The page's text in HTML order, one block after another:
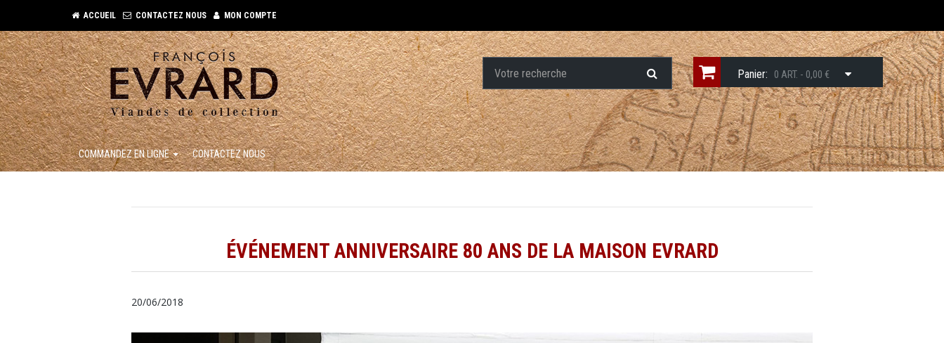
ACCUEIL CONTACTEZ NOUS MON COMPTE
Panier: 0 ART. - 0,00 €
COMMANDEZ EN LIGNE CONTACTEZ NOUS
ÉVÉNEMENT ANNIVERSAIRE 80 ANS DE LA MAISON EVRARD
20/06/2018